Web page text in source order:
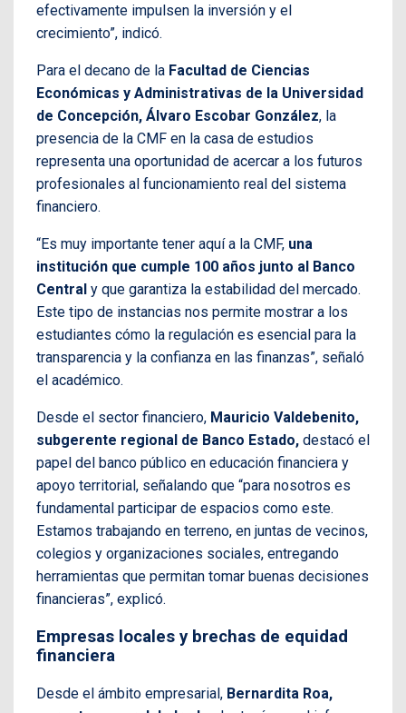
efectivamente impulsen la inversión y el
crecimiento”, indicó.
Para el decano de la Facultad de Ciencias
Económicas y Administrativas de la Universidad
de Concepción, Álvaro Escobar González, la
presencia de la CMF en la casa de estudios
representa una oportunidad de acercar a los futuros
profesionales al funcionamiento real del sistema
financiero.
“Es muy importante tener aquí a la CMF, una
institución que cumple 100 años junto al Banco
Central y que garantiza la estabilidad del mercado.
Este tipo de instancias nos permite mostrar a los
estudiantes cómo la regulación es esencial para la
transparencia y la confianza en las finanzas”, señaló
el académico.
Desde el sector financiero, Mauricio Valdebenito,
subgerente regional de Banco Estado, destacó el
papel del banco público en educación financiera y
apoyo territorial, señalando que “para nosotros es
fundamental participar de espacios como este.
Estamos trabajando en terreno, en juntas de vecinos,
colegios y organizaciones sociales, entregando
herramientas que permitan tomar buenas decisiones
financieras”, explicó.
Empresas locales y brechas de equidad
financiera
Desde el ámbito empresarial, Bernardita Roa,